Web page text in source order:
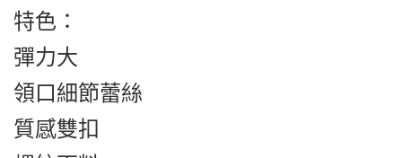
特色：
彈力大
領口細節蕾絲
質感雙扣